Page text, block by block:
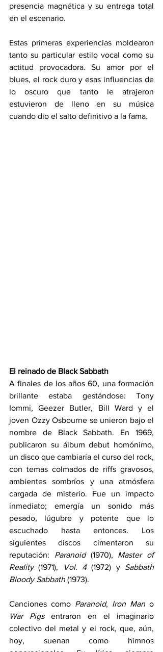
presencia magnética y su entrega total
en el escenario.
Estas primeras experiencias moldearon
tanto su particular estilo vocal como su
actitud provocadora. Su amor por el
blues, el rock duro y esas influencias de
lo oscuro que tanto le atrajeron
estuvieron de lleno en su música
cuando dio el salto definitivo a la fama.
El reinado de Black Sabbath
A finales de los años 60, una formación
brillante estaba gestándose: Tony
Iommi, Geezer Butler, Bill Ward y el
joven Ozzy Osbourne se unieron bajo el
nombre de Black Sabbath. En 1969,
publicaron su álbum debut homónimo,
un disco que cambiaría el curso del rock,
con temas colmados de riffs gravosos,
ambientes sombríos y una atmósfera
cargada de misterio. Fue un impacto
inmediato; emergía un sonido más
pesado, lúgubre y potente que lo
escuchado hasta entonces. Los
siguientes discos cimentaron su
reputación: Paranoid (1970), Master of
Reality (1971), Vol. 4 (1972) y Sabbath
Bloody Sabbath (1973).
Canciones como Paranoid, Iron Man
War Pigs entraron en el imaginario
colectivo del metal y el rock, que, aún,
hoy, suenan como himnos